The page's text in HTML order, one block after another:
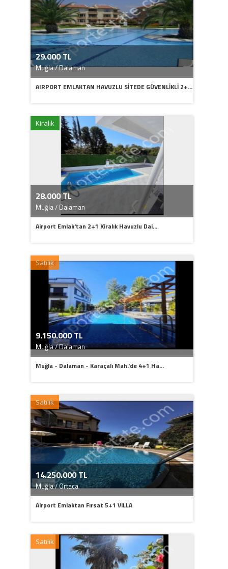
29.000 TL
Muğla / Dalaman
AIRPORT EMLAKTAN HAVUZLU SİTEDE GÜVENLİKLİ 2+...
Kiralık
28.000 TL
Muğla / Dalaman
Airport Emlak'tan 2+1 Kiralık Havuzlu Dai...
Satılık
9.150.000 TL
Muğla / Dalaman
Muğla - Dalaman - Karaçalı Mah.'de 4+1 Ha...
Satılık
14.250.000 TL
Muğla / Ortaca
Airport Emlaktan Fırsat 5+1 ViLLA
Satılık